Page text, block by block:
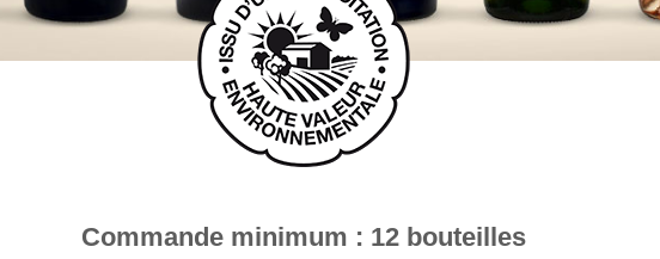
Commande minimum : 12 bouteilles